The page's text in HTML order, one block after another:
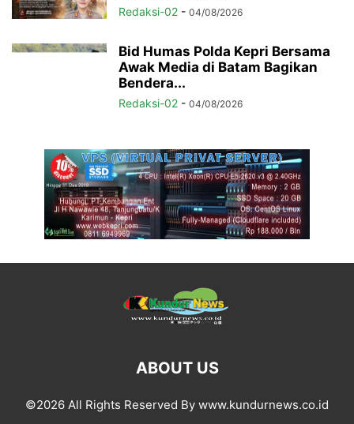
Redaksi-02 - 04/08/2026
Bid Humas Polda Kepri Bersama
Awak Media di Batam Bagikan
Bendera...
Redaksi-02 - 04/08/2026
ABOUT US
©2026 All Rights Reserved By www.kundurnews.co.id